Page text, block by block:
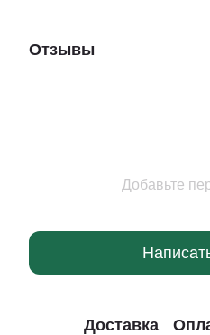
Отзывы
Добавьте
Доставка